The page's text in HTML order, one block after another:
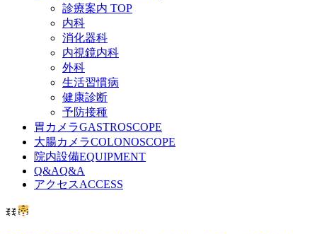
診療案内 TOP
内科
消化器科
内視鏡内科
外科
生活習慣病
健康診断
予防接種
胃カメラGASTROSCOPE
大腸カメラCOLONOSCOPE
院内設備EQUIPMENT
Q&AQ&A
アクセスACCESS
ꉂꉂ